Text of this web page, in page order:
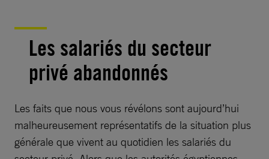
Les salariés du secteur
privé abandonnés
Les faits que nous vous révélons sont aujourd’hui
malheureusement représentatifs de la situation plus
générale que vivent au quotidien les salariés du